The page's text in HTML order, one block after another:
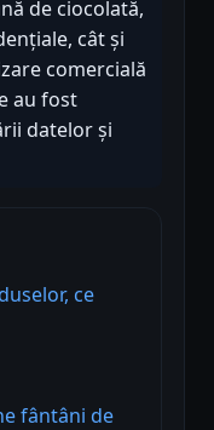
de ciocolată,
cât și
comercială
au fost
datelor și
ce
fântâni de